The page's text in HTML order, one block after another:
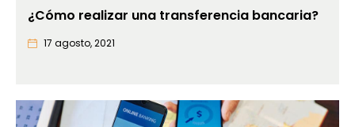
¿Cómo realizar una transferencia bancaria?
17 agosto, 2021